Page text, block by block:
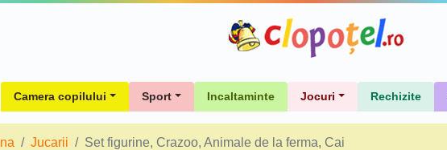
Camera copilului Sport Incaltaminte Jocuri Rechizite
Jucarii Set figurine, Crazoo, Animale de la ferma, Cai